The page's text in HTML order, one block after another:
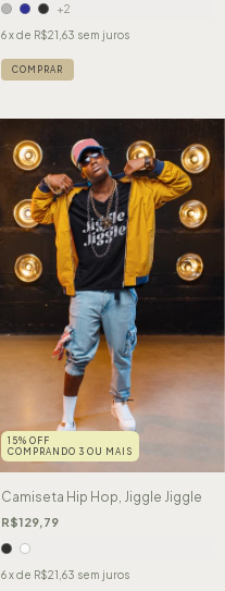
+2
6 x de R$21,63 sem juros
COMPRAR
15% OFF
COMPRANDO 3 OU MAIS
Camiseta Hip Hop, Jiggle Jiggle
R$129,79
6 x de R$21,63 sem juros